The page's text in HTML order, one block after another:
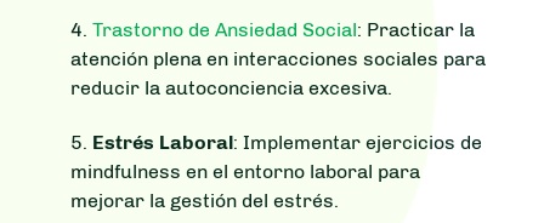
4. Trastorno de Ansiedad Social: Practicar la
atención plena en interacciones sociales para
reducir la autoconciencia excesiva.
5. Estrés Laboral: Implementar ejercicios de
mindfulness en el entorno laboral para
mejorar la gestión del estrés.